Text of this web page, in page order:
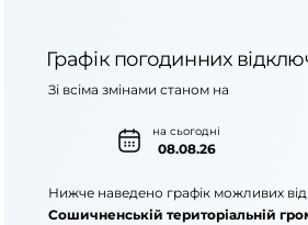
Графік погодинних
на сьогодні
08.08.26
Зі всіма змінами станом на
Нижче наведено графік можливих
Сошичненській територіальній